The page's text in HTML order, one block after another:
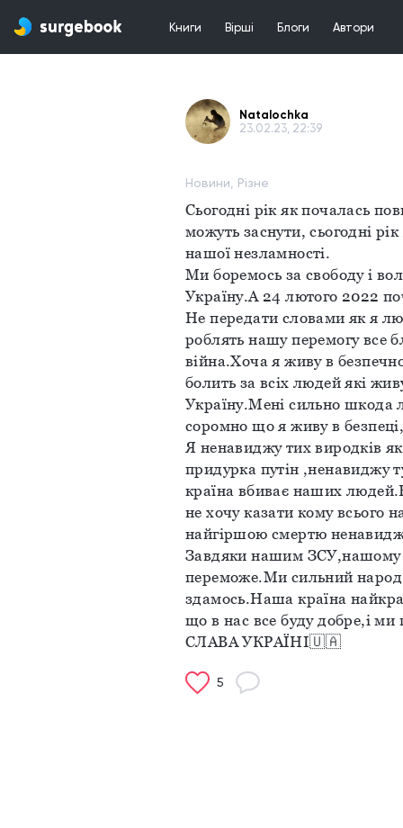
Книги Вірші Блоги Автори
Natalochka
23.02.23, 22:39
Новини, Різне
Сьогодні рік як почалась
можуть заснути, сьогодні
нашої незламності.
Ми боремось за свободу і
Україну.А 24 лютого 2022
Не передати словами як я
роблять нашу перемогу все
війна.Хоча я живу в
болить за всіх людей які
Україну.Мені сильно шкода
соромно що я живу в
Я ненавиджу тих виродків
придурка путін ,ненавиджу
країна вбиває наших
не хочу казати кому всього
найгіршою смертю
Завдяки нашим ЗСУ,нашому
переможе.Ми сильний народ
здамось.Наша країна
що в нас все буду добре,і
СЛАВА УКРАЇНІ🇺🇦
5